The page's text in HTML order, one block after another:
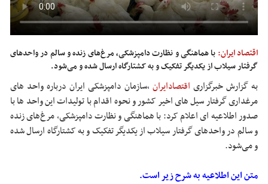
اقتصاد ایران: با هماهنگی و نظارت دامپزشکی، مرغ‌های زنده و سالم در واحدهای
گرفتار سیلاب از یکدیگر تفکیک و به کشتارگاه ارسال شده و می‌شود.
به گزارش خبرگزاری اقتصادایران ،سازمان دامپزشکی ایران درباره واحد های
مرغداری گرفتار سیل های اخیر کشور و نحوه اقدام با تولیدات این واحد ها با
صدور اطلاعیه ای اعلام کرد: با هماهنگی و نظارت دامپزشکی، مرغ‌های زنده
و سالم در واحدهای گرفتار سیلاب از یکدیگر تفکیک و به کشتارگاه ارسال شده
و می‌شود.
متن این اطلاعیه به شرح زیر است.